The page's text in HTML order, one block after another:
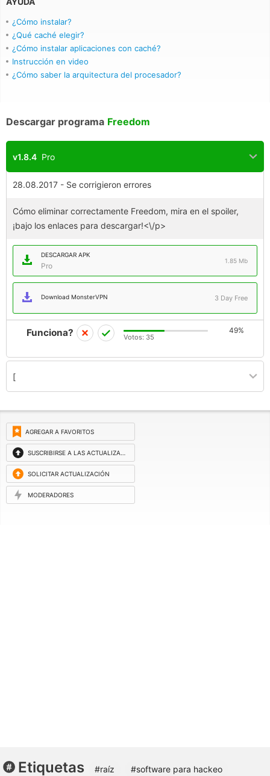
¿Cómo instalar?
¿Qué caché elegir?
¿Cómo instalar aplicaciones con caché?
Instrucción en video
¿Cómo saber la arquitectura del procesador?
Descargar programa Freedom
v1.8.4 Pro
28.08.2017 - Se corrigieron errores
Cómo eliminar correctamente Freedom, mira en el spoiler,
¡bajo los enlaces para descargar!<\/p>
DESCARGAR APK
Pro
1.85 Mb
Download MonsterVPN 3 Day Free
Funciona? 49%
Votos: 35
[
AGREGAR A FAVORITOS
SUSCRIBIRSE A LAS ACTUALIZACIONES
SOLICITAR ACTUALIZACIÓN
MODERADORES
Etiquetas #raíz #software para hackeo